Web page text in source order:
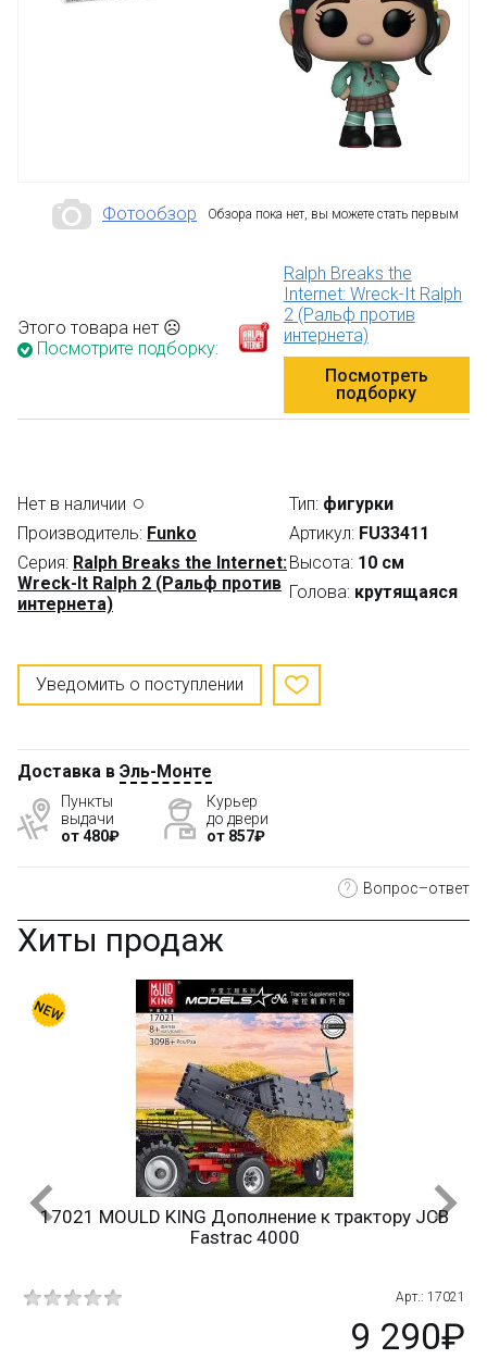
Фотообзор Обзора пока нет, вы можете стать первым
Этого товара нет ☹
Посмотрите подборку:
Ralph Breaks the
Internet: Wreck-It Ralph
2 (Ральф против
интернета)
Посмотреть
подборку
Нет в наличии
Производитель: Funko
Серия: Ralph Breaks the Internet:
Wreck-It Ralph 2 (Ральф против
интернета)
Тип: фигурки
Артикул: FU33411
Высота: 10 см
Голова: крутящаяся
Уведомить о поступлении
Доставка в Эль-Монте
Пункты
выдачи
от 480₽
Курьер
до двери
от 857₽
? Вопрос–ответ
Хиты продаж
17021 MOULD KING Дополнение к трактору JCB
Fastrac 4000
Арт.: 17021
9 290₽